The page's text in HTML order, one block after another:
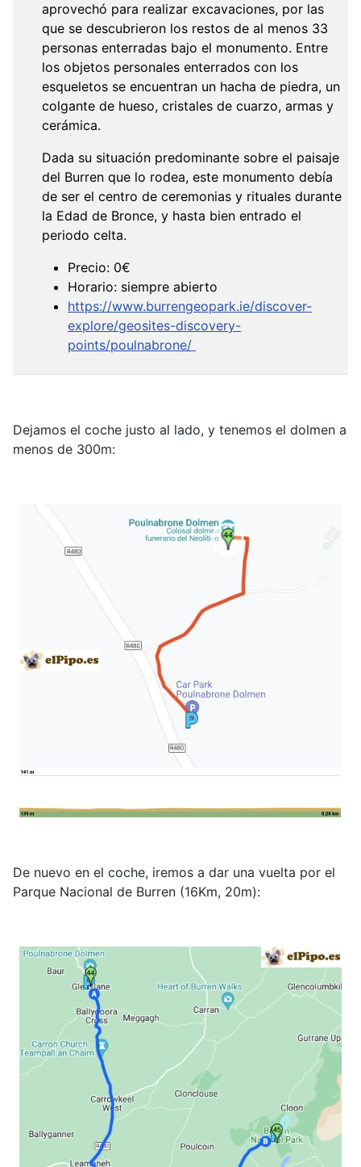
aprovechó para realizar excavaciones, por las
que se descubrieron los restos de al menos 33
personas enterradas bajo el monumento. Entre
los objetos personales enterrados con los
esqueletos se encuentran un hacha de piedra, un
colgante de hueso, cristales de cuarzo, armas y
cerámica.
Dada su situación predominante sobre el paisaje
del Burren que lo rodea, este monumento debía
de ser el centro de ceremonias y rituales durante
la Edad de Bronce, y hasta bien entrado el
periodo celta.
Precio: 0€
Horario: siempre abierto
https://www.burrengeopark.ie/discover-
explore/geosites-discovery-
points/poulnabrone/
Dejamos el coche justo al lado, y tenemos el dolmen a
menos de 300m:
De nuevo en el coche, iremos a dar una vuelta por el
Parque Nacional de Burren (16Km, 20m):